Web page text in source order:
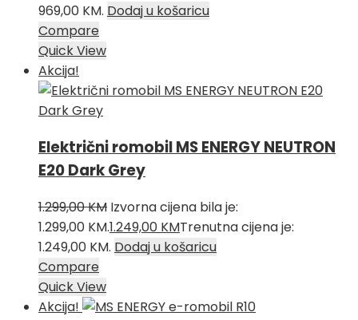
969,00 KM. Dodaj u košaricu
Compare
Quick View
Akcija!
Električni romobil MS ENERGY NEUTRON
E20 Dark Grey
1.299,00KM Izvorna cijena bila je:
1.299,00 KM.1.249,00 KMTrenutna cijena je:
1.249,00 KM. Dodaj u košaricu
Compare
Quick View
Akcija!